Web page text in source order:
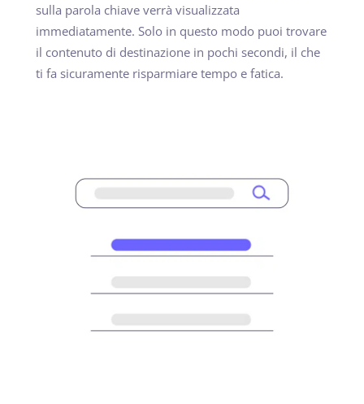
sulla parola chiave verrà visualizzata
immediatamente. Solo in questo modo puoi trovare
il contenuto di destinazione in pochi secondi, il che
ti fa sicuramente risparmiare tempo e fatica.